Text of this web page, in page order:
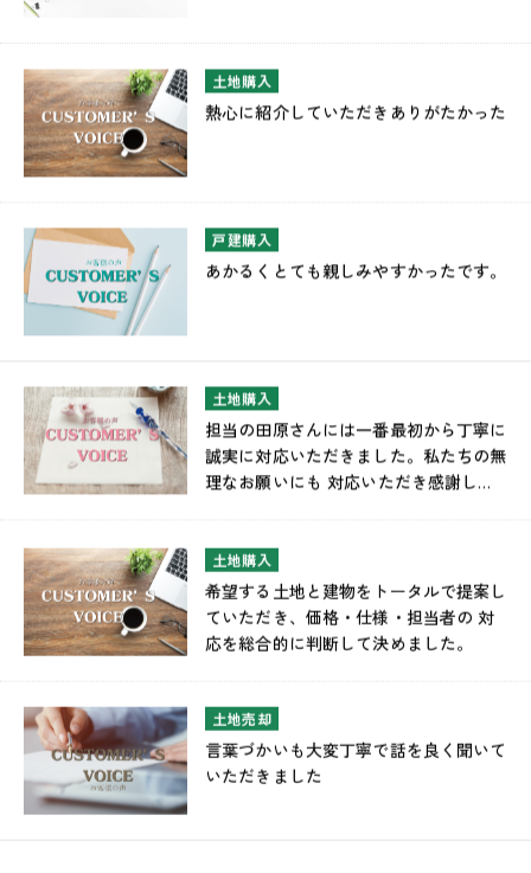
土地購入
熱心に紹介していただきありがたかった
戸建購入
あかるくとても親しみやすかったです。
土地購入
担当の田原さんには一番最初から丁寧に
誠実に対応いただきました。私たちの無
理なお願いにも 対応いただき感謝して
土地購入
希望する土地と建物をトータルで提案し
ていただき、価格・仕様・担当者の 対
応を総合的に判断して決めました。
土地売却
言葉づかいも大変丁寧で話を良く聞いて
いただきました